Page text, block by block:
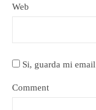
Web
Si, guarda mi email
Comment